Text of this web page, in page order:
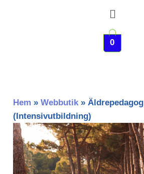
Meny
0
Hem »Webbutik»Äldrepedagog
(Intensivutbildning)
Äldrepedagog
(Intensivutbildning)
mängd